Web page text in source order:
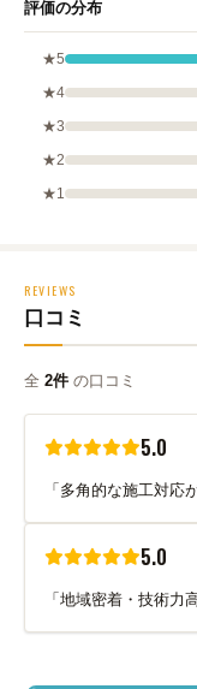
評価の分布
★5
★4
★3
★2
★1
REVIEWS
口コミ
全 2件 の口コミ
5.0
「多角的な施工対応
5.0
「地域密着・技術力